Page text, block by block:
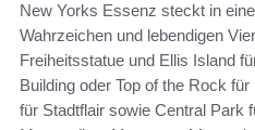
New Yorks Essenz steckt in
Wahrzeichen und lebendigen
Freiheitsstatue und Ellis Island
Building oder Top of the Rock
für Stadtflair sowie Central Park